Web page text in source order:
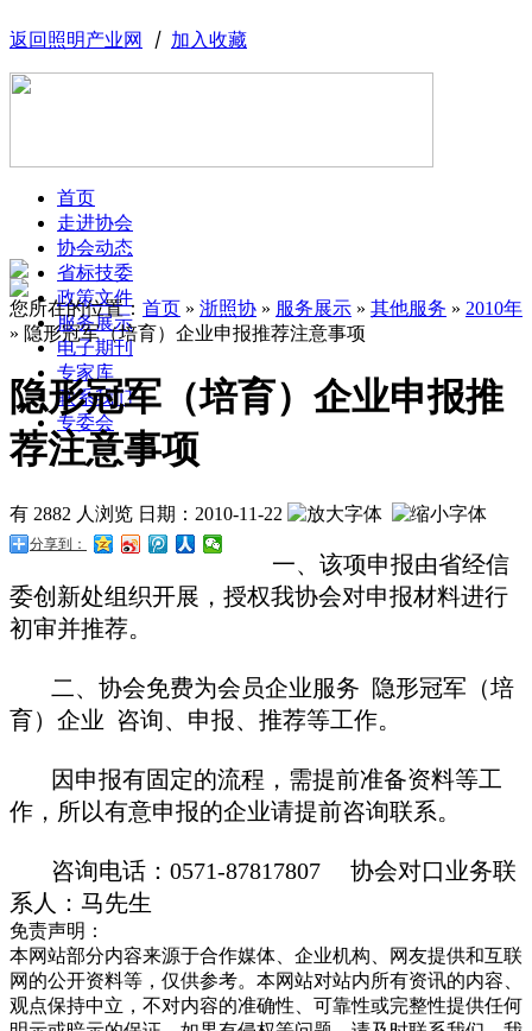
返回照明产业网 丨 加入收藏
首页
走进协会
协会动态
省标技委
政策文件
服务展示
电子期刊
专家库
联系我们
专委会
您所在的位置： 首页 » 浙照协 » 服务展示 » 其他服务 » 2010年
» 隐形冠军（培育）企业申报推荐注意事项
隐形冠军（培育）企业申报推
荐注意事项
有 2882 人浏览 日期： 2010-11-22
分享到：
一、该项申报由省经信
委创新处组织开展，授权我协会对申报材料进行
初审并推荐。
二、协会免费为会员企业服务 隐形冠军（培
育）企业 咨询、申报、推荐等工作。
因申报有固定的流程，需提前准备资料等工
作，所以有意申报的企业请提前咨询联系。
咨询电话：0571-87817807 协会对口业务联
系人：马先生
免责声明：
本网站部分内容来源于合作媒体、企业机构、网友提供和互联
网的公开资料等，仅供参考。本网站对站内所有资讯的内容、
观点保持中立，不对内容的准确性、可靠性或完整性提供任何